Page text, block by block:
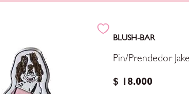
BLUSH-BAR
Pin/Prendedor
$ 18.000